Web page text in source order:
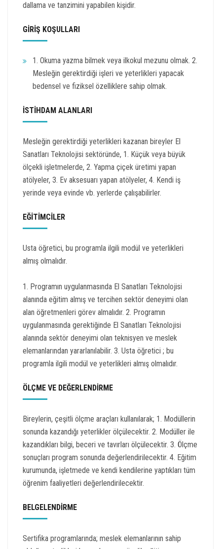
dallama ve tanzimini yapabilen kişidir.
GİRİŞ KOŞULLARI
1. Okuma yazma bilmek veya ilkokul mezunu olmak. 2.
Mesleğin gerektirdiği işleri ve yeterlikleri yapacak
bedensel ve fiziksel özelliklere sahip olmak.
İSTİHDAM ALANLARI
Mesleğin gerektirdiği yeterlikleri kazanan bireyler El
Sanatları Teknolojisi sektöründe, 1. Küçük veya büyük
ölçekli işletmelerde, 2. Yapma çiçek üretimi yapan
atölyeler, 3. Ev aksesuarı yapan atölyeler, 4. Kendi iş
yerinde veya evinde vb. yerlerde çalışabilirler.
EĞİTİMCİLER
Usta öğretici, bu programla ilgili modül ve yeterlikleri
almış olmalıdır.
1. Programın uygulanmasında El Sanatları Teknolojisi
alanında eğitim almış ve tercihen sektör deneyimi olan
alan öğretmenleri görev almalıdır. 2. Programın
uygulanmasında gerektiğinde El Sanatları Teknolojisi
alanında sektör deneyimi olan teknisyen ve meslek
elemanlarından yararlanılabilir. 3. Usta öğretici ; bu
programla ilgili modül ve yeterlikleri almış olmalıdır.
ÖLÇME VE DEĞERLENDİRME
Bireylerin, çeşitli ölçme araçları kullanılarak; 1. Modüllerin
sonunda kazandığı yeterlikler ölçülecektir. 2. Modüller ile
kazandıkları bilgi, beceri ve tavırları ölçülecektir. 3. Ölçme
sonuçları program sonunda değerlendirilecektir. 4. Eğitim
kurumunda, işletmede ve kendi kendilerine yaptıkları tüm
öğrenim faaliyetleri değerlendirilecektir.
BELGELENDİRME
Sertifika programlarında; meslek elemanlarının sahip